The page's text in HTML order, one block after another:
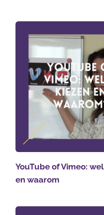
YouTube of Vimeo:
en waarom